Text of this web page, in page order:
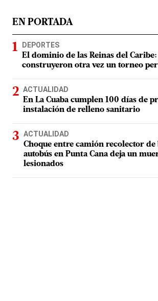
EN PORTADA
DEPORTES
El dominio de las Reinas del
construyeron otra vez un torneo
ACTUALIDAD
En La Cuaba cumplen 100 días de
instalación de relleno sanitario
ACTUALIDAD
Choque entre camión recolector de
autobús en Punta Cana deja un
lesionados